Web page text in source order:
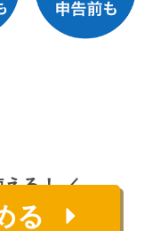
る！ ／
る